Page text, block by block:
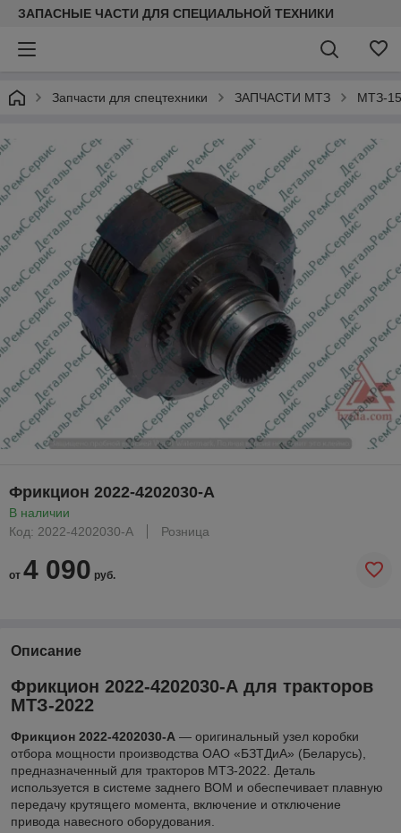
ЗАПАСНЫЕ ЧАСТИ ДЛЯ СПЕЦИАЛЬНОЙ ТЕХНИКИ
Запчасти для спецтехники ЗАПЧАСТИ МТЗ МТЗ-
Фрикцион 2022-4202030-А
В наличии
Код: 2022-4202030-А
Розница
от 4 090 руб.
Описание
Фрикцион 2022-4202030-А для тракторов
МТЗ-2022
Фрикцион 2022-4202030-А — оригинальный узел коробки
отбора мощности производства ОАО «БЗТДиА» (Беларусь),
предназначенный для тракторов МТЗ-2022. Деталь
используется в системе заднего ВОМ и обеспечивает плавную
передачу крутящего момента, включение и отключение
привода навесного оборудования.